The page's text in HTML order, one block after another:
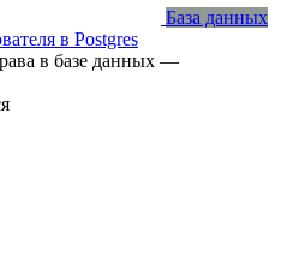
База данных
в Postgres
в базе данных —